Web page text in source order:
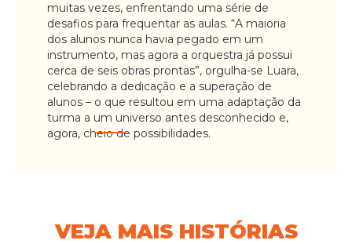
muitas vezes, enfrentando uma série de
desafios para frequentar as aulas. “A maioria
dos alunos nunca havia pegado em um
instrumento, mas agora a orquestra já possui
cerca de seis obras prontas”, orgulha-se Luara,
celebrando a dedicação e a superação de
alunos – o que resultou em uma adaptação da
turma a um universo antes desconhecido e,
agora, cheio de possibilidades.
VEJA MAIS HISTÓRIAS